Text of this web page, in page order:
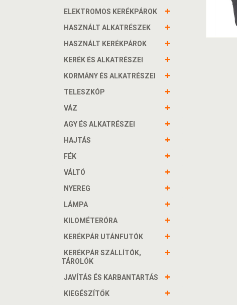
ELEKTROMOS KERÉKPÁROK
HASZNÁLT ALKATRÉSZEK
HASZNÁLT KERÉKPÁROK
KERÉK ÉS ALKATRÉSZEI
KORMÁNY ÉS ALKATRÉSZEI
TELESZKÓP
VÁZ
AGY ÉS ALKATRÉSZEI
HAJTÁS
FÉK
VÁLTÓ
NYEREG
LÁMPA
KILOMÉTERÓRA
KERÉKPÁR UTÁNFUTÓK
KERÉKPÁR SZÁLLÍTÓK,
TÁROLÓK
JAVÍTÁS ÉS KARBANTARTÁS
KIEGÉSZÍTŐK